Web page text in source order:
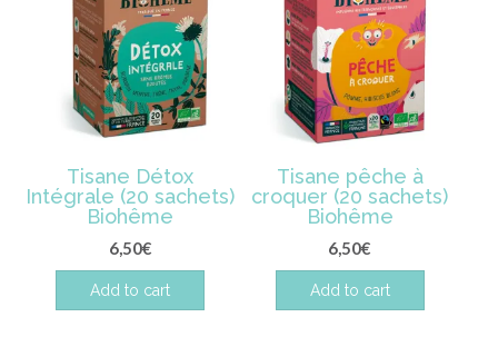
Tisane Détox
Intégrale (20 sachets)
Biohême
6,50€
Add to cart
Tisane pêche à
croquer (20 sachets)
Biohême
6,50€
Add to cart